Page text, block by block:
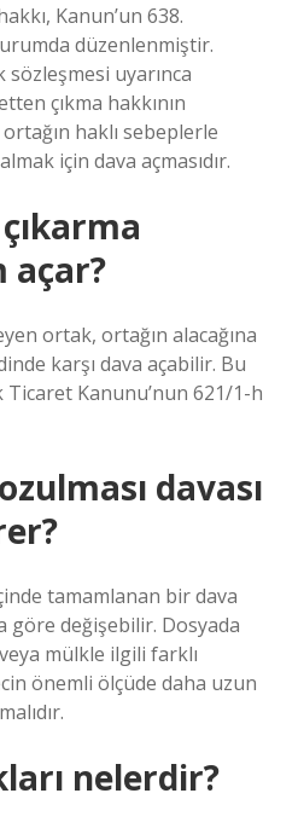
Kanun’un 638.
düzenlenmiştir.
uyarınca
çıkma hakkının
haklı sebeplerle
için dava açmasıdır.
açar?
ortak, ortağın alacağına
karşı dava açabilir. Bu
Ticaret Kanunu’nun 621/1-h
davası
tamamlanan bir dava
değişebilir. Dosyada
mülkle ilgili farklı
önemli ölçüde daha uzun
nelerdir?